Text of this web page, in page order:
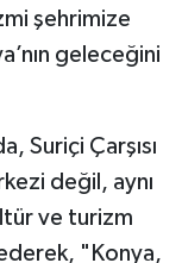
şehrimize
geleceğini
Suriçi Çarşısı
değil, aynı
ve turizm
"Konya,